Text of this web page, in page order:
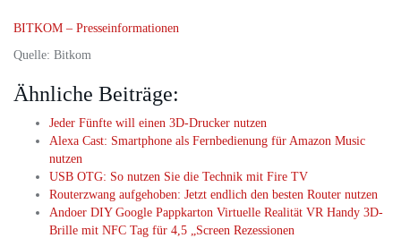
BITKOM – Presseinformationen
Quelle: Bitkom
Ähnliche Beiträge:
Jeder Fünfte will einen 3D-Drucker nutzen
Alexa Cast: Smartphone als Fernbedienung für Amazon Music
nutzen
USB OTG: So nutzen Sie die Technik mit Fire TV
Routerzwang aufgehoben: Jetzt endlich den besten Router nutzen
Andoer DIY Google Pappkarton Virtuelle Realität VR Handy 3D-
Brille mit NFC Tag für 4,5 „Screen Rezessionen